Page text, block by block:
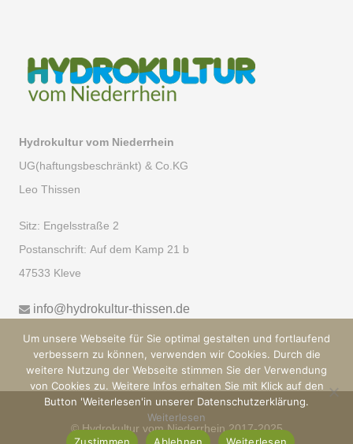
Hydrokultur vom Niederrhein
UG(haftungsbeschränkt) & Co.KG
Leo Thissen
Sitz: Engelsstraße 2
Postanschrift: Auf dem Kamp 21 b
47533 Kleve
info@hydrokultur-thissen.de
© Hydrokultur vom Niederrhein 2017-2025
Um unsere Webseite für Sie optimal gestalten und fortlaufend
verbessern zu können, verwenden wir Cookies. Durch die
weitere Nutzung der Webseite stimmen Sie der Verwendung
von Cookies zu. Weitere Infos erhalten Sie mit Klick auf den
Button 'Weiterlesen'in unserer Datenschutzerklärung.
Weiterlesen
Zustimmen
Ablehnen Weiterlesen